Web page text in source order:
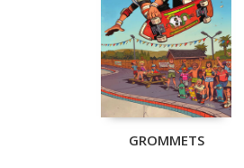
GROMMETS